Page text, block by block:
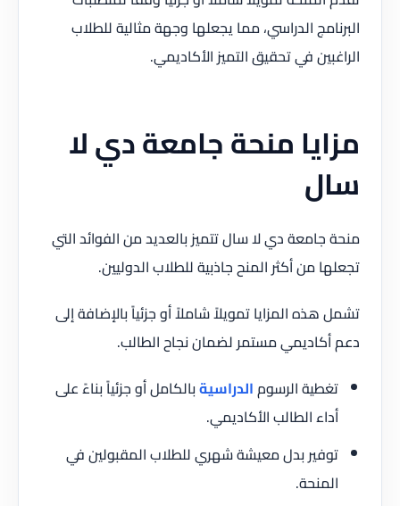
البرنامج الدراسي، مما يجعلها وجهة مثالية للطلاب
الراغبين في تحقيق التميز الأكاديمي.
مزايا منحة جامعة دي لا
سال
منحة جامعة دي لا سال تتميز بالعديد من الفوائد التي
تجعلها من أكثر المنح جاذبية للطلاب الدوليين.
تشمل هذه المزايا تمويلاً شاملاً أو جزئياً بالإضافة إلى
دعم أكاديمي مستمر لضمان نجاح الطالب.
تغطية الرسومالدراسيةبالكامل أو جزئياً بناءً على
أداء الطالب الأكاديمي.
توفير بدل معيشة شهري للطلاب المقبولين في
المنحة.